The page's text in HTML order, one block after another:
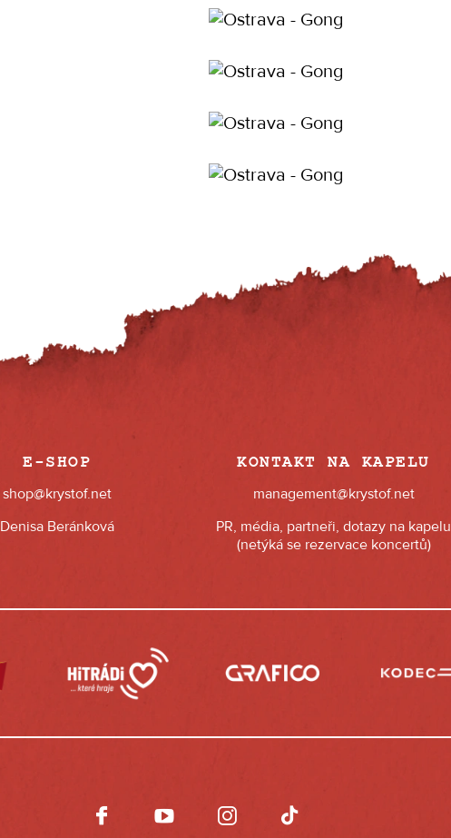
E-SHOP
shop@krystof.net
Denisa Beránková
KONTAKT NA KAPELU
management@krystof.net
PR, média, partneři, dotazy na kapelu
(netýká se rezervace koncertů)